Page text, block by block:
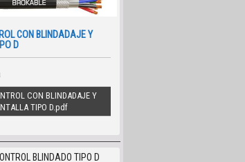
CON BLINDADAJE Y
D
CON BLINDADAJE Y
TIPO D